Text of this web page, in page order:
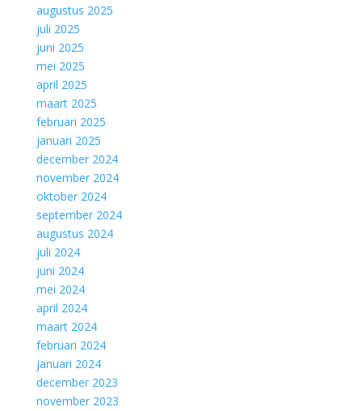
augustus 2025
juli 2025
juni 2025
mei 2025
april 2025
maart 2025
februari 2025
januari 2025
december 2024
november 2024
oktober 2024
september 2024
augustus 2024
juli 2024
juni 2024
mei 2024
april 2024
maart 2024
februari 2024
januari 2024
december 2023
november 2023